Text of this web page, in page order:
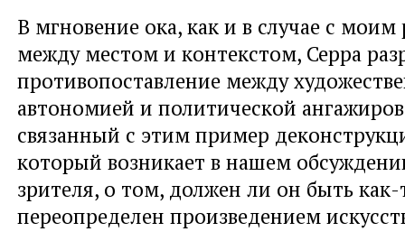
В мгновение ока, как и в случае с
между местом и контекстом, Серра
противопоставление между
автономией и политической
связанный с этим пример
который возникает в нашем
зрителя, о том, должен ли он быть как-
переопределен произведением